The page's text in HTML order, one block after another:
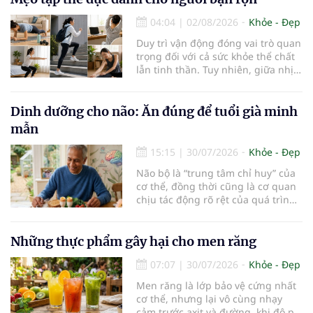
04:04 | 02/08/2026
Khỏe - Đẹp
Duy trì vận động đóng vai trò quan
trọng đối với cả sức khỏe thể chất
lẫn tinh thần. Tuy nhiên, giữa nhịp
cho các hoạt động tập luyện
thường trở thành một thách thức
Dinh dưỡng cho não: Ăn đúng để tuổi già minh
mẫn
15:15 | 30/07/2026
Khỏe - Đẹp
Não bộ là “trung tâm chỉ huy” của
cơ thể, đồng thời cũng là cơ quan
chịu tác động rõ rệt của quá trình
mạnh, có thể góp phần bảo vệ tế
bào thần kinh, duy trì trí nhớ và
giúp NCT sống minh mẫn, tự chủ
lâu hơn.
Những thực phẩm gây hại cho men răng
07:07 | 30/07/2026
Khỏe - Đẹp
Men răng là lớp bảo vệ cứng nhất
cơ thể, nhưng lại vô cùng nhạy